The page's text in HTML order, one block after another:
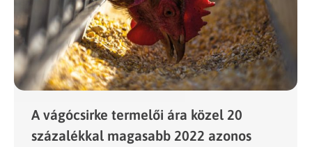
A vágócsirke termelői ára közel 20
százalékkal magasabb 2022 azonos